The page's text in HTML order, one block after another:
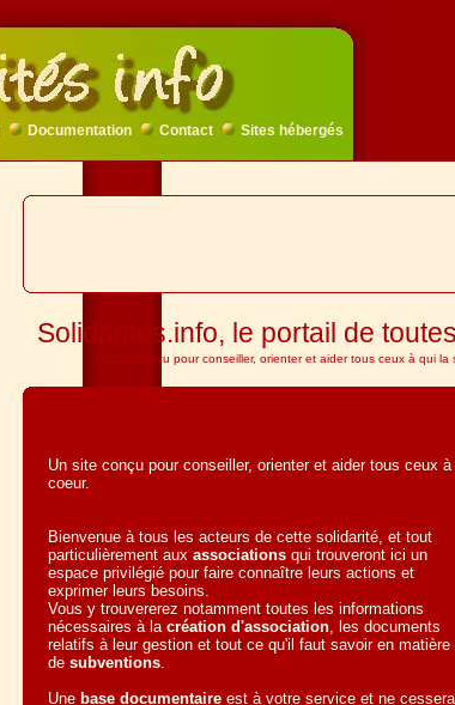
Documentation Contact Sites hébergés
Solidarites.info, le portail de
Un site conçu pour conseiller, orienter et aider tous ceux à qui la
Un site conçu pour conseiller, orienter et aider tous ceux
coeur.
Bienvenue à tous les acteurs de cette solidarité, et tout
particulièrement aux associations qui trouveront ici un
espace privilégié pour faire connaître leurs actions et
exprimer leurs besoins.
Vous y trouvererez notamment toutes les informations
nécessaires à la création d'association , les documents
relatifs à leur gestion et tout ce qu'il faut savoir en matière
de subventions
Une base documentaire est à votre service et ne cessera